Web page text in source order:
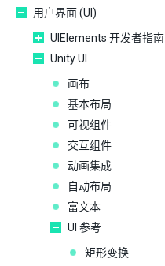
用户界面 (UI)
UIElements 开发者指南
Unity UI
画布
基本布局
可视组件
交互组件
动画集成
自动布局
富文本
UI 参考
矩形变换